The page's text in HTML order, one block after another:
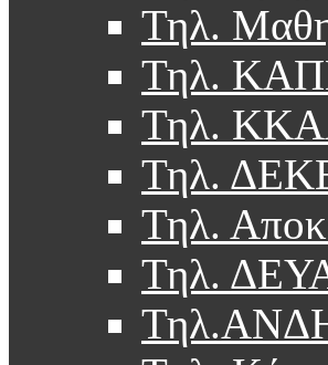
Τηλ.
Τηλ.
Τηλ.
Τηλ.
Τηλ.
Τηλ.